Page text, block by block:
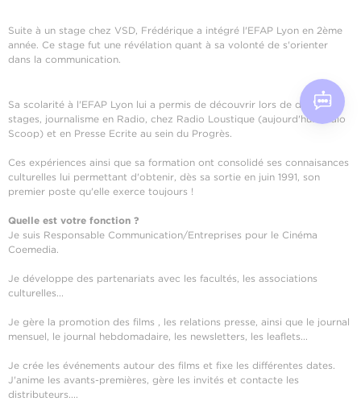
Suite à un stage chez VSD, Frédérique a intégré l'EFAP Lyon en 2ème
année. Ce stage fut une révélation quant à sa volonté de s'orienter
dans la communication.
Sa scolarité à l'EFAP Lyon lui a permis de découvrir lors de différents
stages, journalisme en Radio, chez Radio Loustique (aujourd'hui Radio
Scoop) et en Presse Ecrite au sein du Progrès.
Ces expériences ainsi que sa formation ont consolidé ses connaisances
culturelles lui permettant d'obtenir, dès sa sortie en juin 1991, son
premier poste qu'elle exerce toujours !
Quelle est votre fonction ?
Je suis Responsable Communication/Entreprises pour le Cinéma
Coemedia.
Je développe des partenariats avec les facultés, les associations
culturelles...
Je gère la promotion des films , les relations presse, ainsi que le journal
mensuel, le journal hebdomadaire, les newsletters, les leaflets...
Je crée les événements autour des films et fixe les différentes dates.
J'anime les avants-premières, gère les invités et contacte les
distributeurs....